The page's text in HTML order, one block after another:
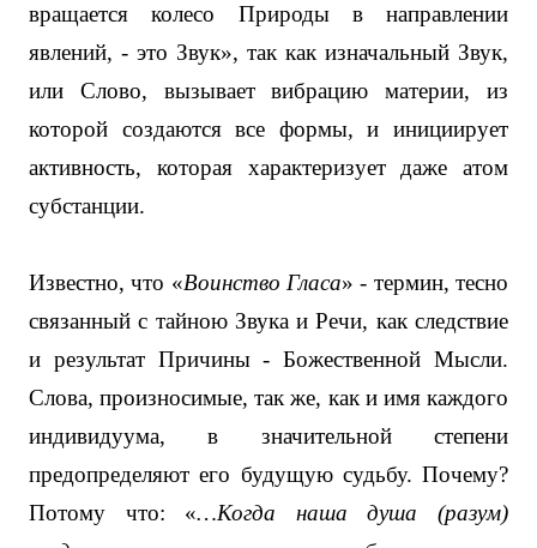
вращается колесо Природы в направлении
явлений, - это Звук», так как изначальный Звук,
или Слово, вызывает вибрацию материи, из
которой создаются все формы, и инициирует
активность, которая характеризует даже атом
субстанции.
Известно, что «Воинство Гласа» - термин, тесно
связанный с тайною Звука и Речи, как следствие
и результат Причины - Божественной Мысли.
Слова, произносимые, так же, как и имя каждого
индивидуума, в значительной степени
предопределяют его будущую судьбу. Почему?
Потому что: «…Когда наша душа (разум)